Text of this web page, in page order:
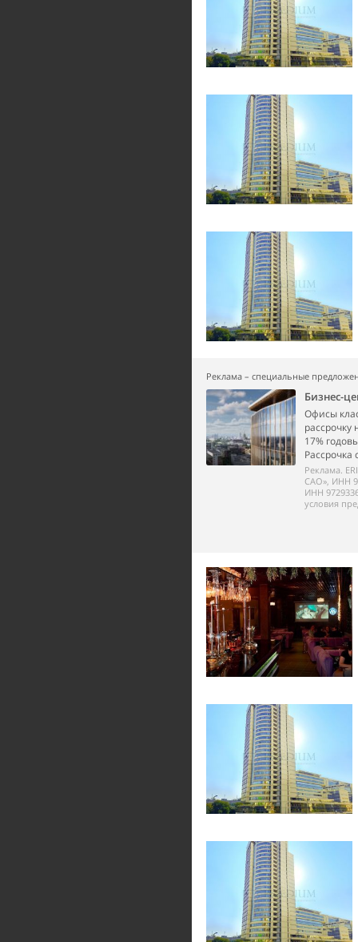
Реклама – специальные
Бизнес-
Офисы
17%
Рассрочка
Реклама.
САО», ИНН
ИНН
условия